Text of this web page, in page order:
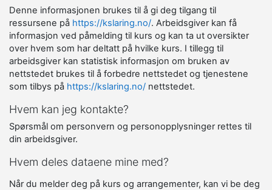
Denne informasjonen brukes til å gi deg tilgang til
ressursene på https://kslaring.no/. Arbeidsgiver kan få
informasjon ved påmelding til kurs og kan ta ut oversikter
over hvem som har deltatt på hvilke kurs. I tillegg til
arbeidsgiver kan statistisk informasjon om bruken av
nettstedet brukes til å forbedre nettstedet og tjenestene
som tilbys på https://kslaring.no/ nettstedet.
Hvem kan jeg kontakte?
Spørsmål om personvern og personopplysninger rettes til
din arbeidsgiver.
Hvem deles dataene mine med?
Når du melder deg på kurs og arrangementer, kan vi be deg